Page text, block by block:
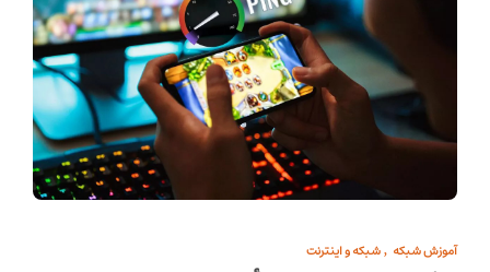
آموزش شبکه , شبکه و اینترنت